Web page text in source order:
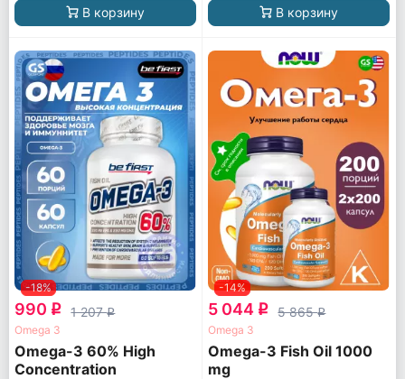
В корзину В корзину
-18%
990 q 1 207q
Omega 3
Omega-3 60% High
Concentration
-14%
5 044 q 5 865q
Omega 3
Omega-3 Fish Oil 1000
mg